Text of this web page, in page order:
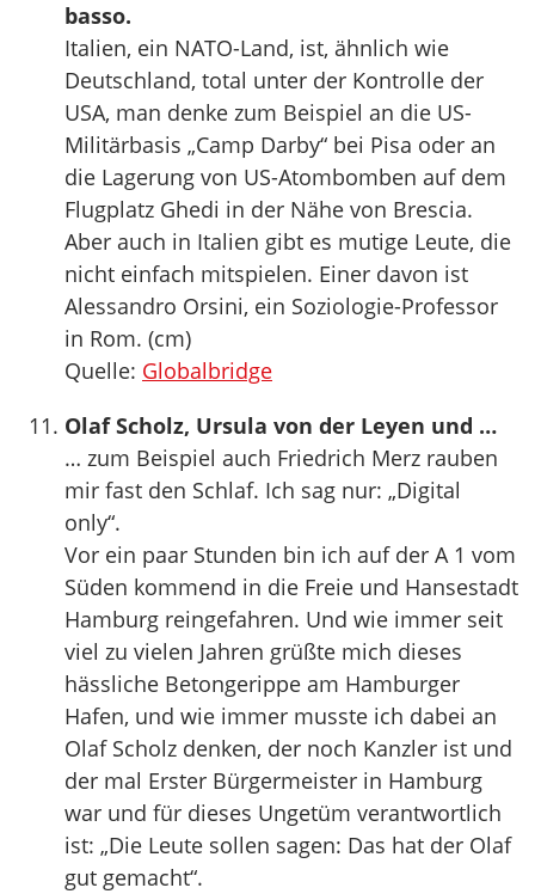
basso.
Italien, ein NATO-Land, ist, ähnlich wie
Deutschland, total unter der Kontrolle der
USA, man denke zum Beispiel an die US-
Militärbasis „Camp Darby“ bei Pisa oder an
die Lagerung von US-Atombomben auf dem
Flugplatz Ghedi in der Nähe von Brescia.
Aber auch in Italien gibt es mutige Leute, die
nicht einfach mitspielen. Einer davon ist
Alessandro Orsini, ein Soziologie-Professor
in Rom. (cm)
Quelle: Globalbridge
Olaf Scholz, Ursula von der Leyen und …
… zum Beispiel auch Friedrich Merz rauben
mir fast den Schlaf. Ich sag nur: „Digital
only“.
Vor ein paar Stunden bin ich auf der A 1 vom
Süden kommend in die Freie und Hansestadt
Hamburg reingefahren. Und wie immer seit
viel zu vielen Jahren grüßte mich dieses
hässliche Betongerippe am Hamburger
Hafen, und wie immer musste ich dabei an
Olaf Scholz denken, der noch Kanzler ist und
der mal Erster Bürgermeister in Hamburg
war und für dieses Ungetüm verantwortlich
ist: „Die Leute sollen sagen: Das hat der Olaf
gut gemacht“.